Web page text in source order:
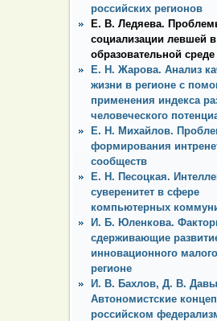
российских регионов
Е. В. Ледяева.
социализации левшей в
образовательной среде
Е. Н. Жарова. Анализ
жизни в регионе с
применения индекса
человеческого
Е. Н. Михайлов.
формирования
сообществ
Е. Н. Песоцкая.
суверенитет в сфере
компьютерных
И. Б. Юленкова.
сдерживающие
инновационного
регионе
И. В. Бахлов, Д. В.
Автономистские
российском